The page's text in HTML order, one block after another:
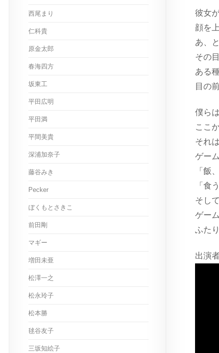
彼女
顔を
あ、
その
ある
目の
僕ら
ここ
それ
ゲー
「飯
「食
そし
ゲー
ふた
出演
西尾まり
仁科貴
原金太郎
春海四方
坂東工
平田広明
平田満
平間美貴
深浦加奈子
藤谷みき
Pecker
ぼくもとさきこ
前田剛
マギー
増田未亜
松澤一之
松永玲子
松本勝
毬谷友子
三坂知絵子